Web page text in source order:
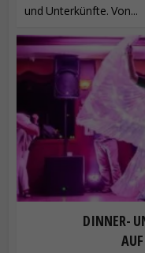
und Unterkünfte. Von...
DINNER-